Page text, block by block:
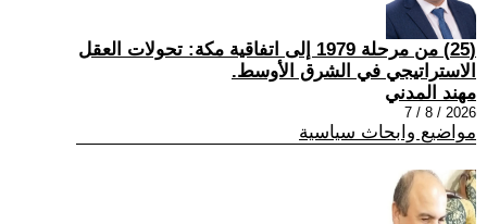
(25) من مرحلة 1979 إلى اتفاقية مكة: تحولات العقل
الاستراتيجي في الشرق الأوسط.
مهند المدني
2026 / 8 / 7
مواضيع وابحاث سياسية